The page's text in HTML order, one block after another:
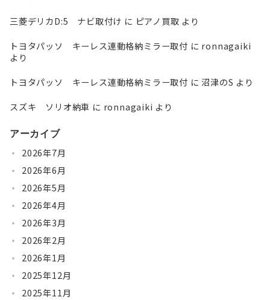
三菱デリカD:5 ナビ取付け に ピアノ買取 より
トヨタパッソ キーレス連動格納ミラー取付 に ronnagaiki
より
トヨタパッソ キーレス連動格納ミラー取付 に沼津のS より
スズキ ソリオ納車 に ronnagaiki より
アーカイブ
2026年7月
2026年6月
2026年5月
2026年4月
2026年3月
2026年2月
2026年1月
2025年12月
2025年11月